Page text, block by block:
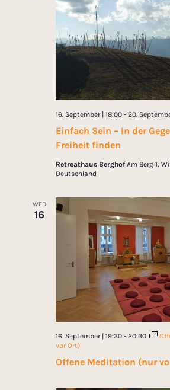
Einfach Sein – In der
Freiheit finden
16. September | 18:00- 20.
Retreathaus BerghofAm Berg 1,
Deutschland
WED
16
Offene Meditation (nur
16. September | 19:30- 20:30
vor Ort)